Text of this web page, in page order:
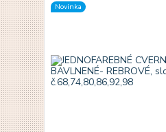
Novinka